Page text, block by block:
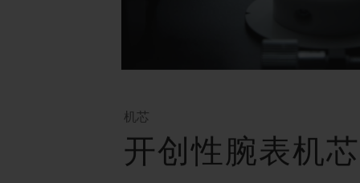
机芯
开创性腕表机芯